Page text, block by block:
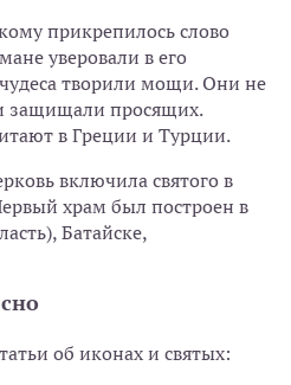
прикрепилось слово
уверовали в его
творили мощи. Они не
защищали просящих.
в Греции и Турции.
включила святого в
храм был построен в
Батайске,
об иконах и святых: